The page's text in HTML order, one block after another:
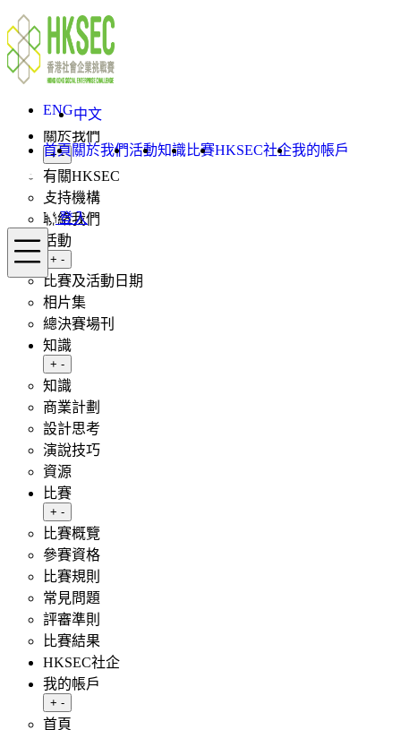
Skip to content
ENG中文
首頁關於我們活動知識比賽HKSEC社企我的帳戶
登入
Menu
ENG
中文
登入
首頁
關於我們
Toggle submenu
+ -
有關HKSEC
支持機構
聯絡我們
活動
Toggle submenu
+ -
比賽及活動日期
相片集
總決賽場刊
知識
Toggle submenu
+ -
知識
商業計劃
設計思考
演說技巧
資源
比賽
Toggle submenu
+ -
比賽概覽
參賽資格
比賽規則
常見問題
評審準則
比賽結果
HKSEC社企
我的帳戶
Toggle submenu
+ -
首頁